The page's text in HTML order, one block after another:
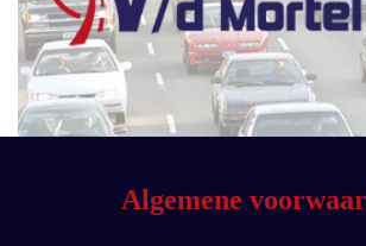
Algemene